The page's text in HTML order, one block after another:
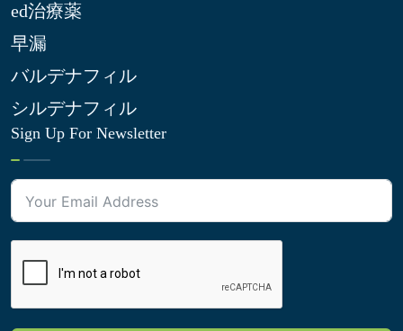
ed治療薬
早漏
バルデナフィル
シルデナフィル
Sign Up For Newsletter